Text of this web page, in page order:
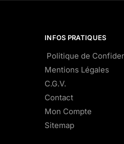
INFOS PRATIQUES
Politique de
Mentions Légales
C.G.V.
Contact
Mon Compte
Sitemap